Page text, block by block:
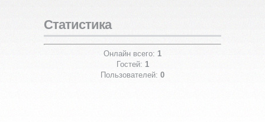
Статистика
Онлайн всего: 1
Гостей: 1
Пользователей: 0